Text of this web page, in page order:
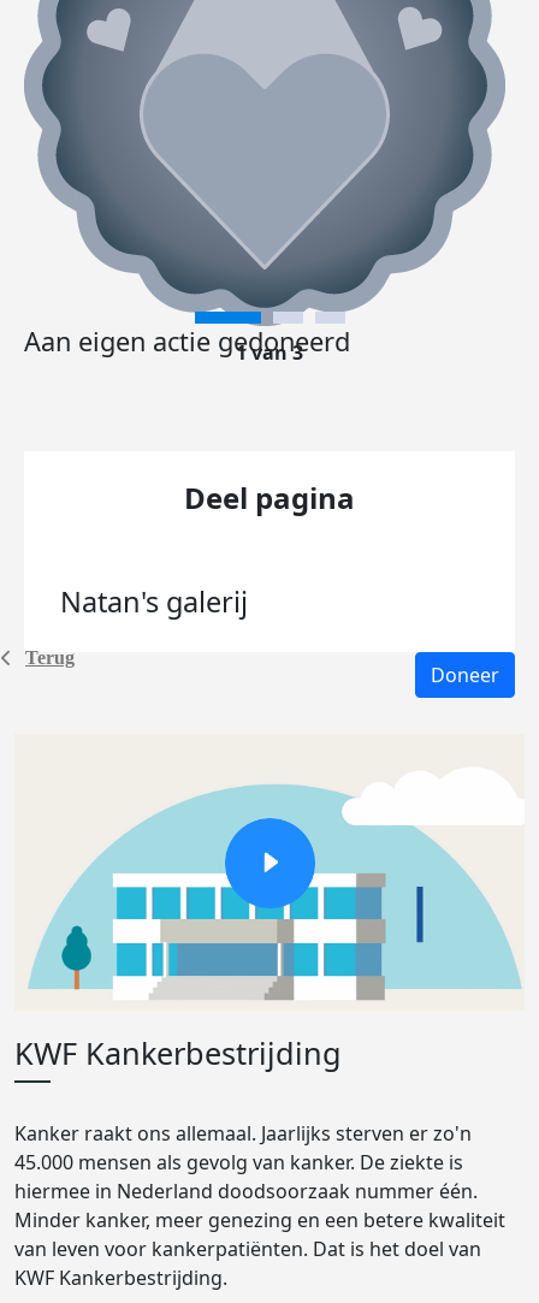
Terug
Aan eigen actie gedoneerd
1 van 3
Deel pagina
Natan's galerij
Doneer
KWF Kankerbestrijding
Kanker raakt ons allemaal. Jaarlijks sterven er zo'n
45.000 mensen als gevolg van kanker. De ziekte is
hiermee in Nederland doodsoorzaak nummer één.
Minder kanker, meer genezing en een betere kwaliteit
van leven voor kankerpatiënten. Dat is het doel van
KWF Kankerbestrijding.